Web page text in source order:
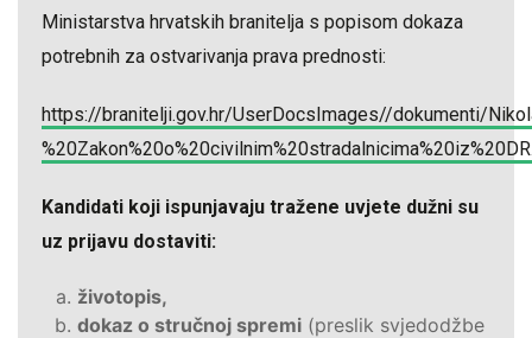
Ministarstva hrvatskih branitelja s popisom dokaza
potrebnih za ostvarivanja prava prednosti:
https://branitelji.gov.hr/UserDocsImages//dokumenti/
Kandidati koji ispunjavaju tražene uvjete dužni su
uz prijavu dostaviti:
životopis,
dokaz o stručnoj spremi (preslik svjedodžbe